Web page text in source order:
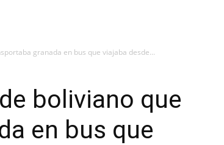
granada en bus que viajaba desde...
boliviano que
en bus que